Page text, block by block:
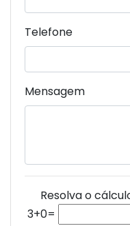
Telefone
Mensagem
Resolva o
3+0=